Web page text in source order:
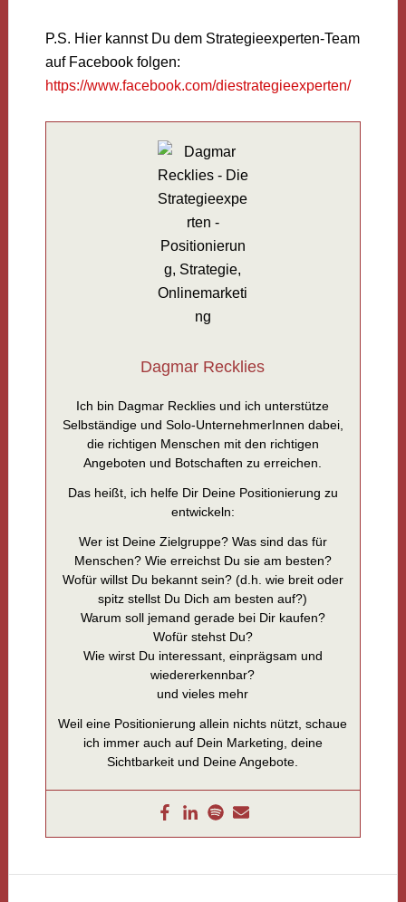
P.S. Hier kannst Du dem Strategieexperten-Team
auf Facebook folgen:
https://www.facebook.com/diestrategieexperten/
Dagmar Recklies
Ich bin Dagmar Recklies und ich unterstütze
Selbständige und Solo-UnternehmerInnen dabei,
die richtigen Menschen mit den richtigen
Angeboten und Botschaften zu erreichen.
Das heißt, ich helfe Dir Deine Positionierung zu
entwickeln:
Wer ist Deine Zielgruppe? Was sind das für
Menschen? Wie erreichst Du sie am besten?
Wofür willst Du bekannt sein? (d.h. wie breit oder
spitz stellst Du Dich am besten auf?)
Warum soll jemand gerade bei Dir kaufen?
Wofür stehst Du?
Wie wirst Du interessant, einprägsam und
wiedererkennbar?
und vieles mehr
Weil eine Positionierung allein nichts nützt, schaue
ich immer auch auf Dein Marketing, deine
Sichtbarkeit und Deine Angebote.